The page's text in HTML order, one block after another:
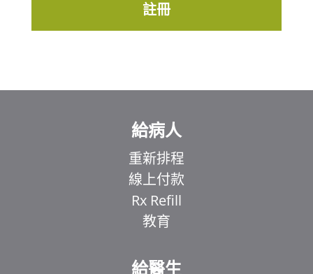
註冊
給病人
重新排程
線上付款
Rx Refill
教育
給醫生